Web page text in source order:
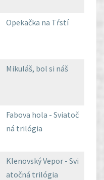
Opekačka na Tŕstí
Mikuláš, bol si náš
Fabova hola - Sviatoč
ná trilógia
Klenovský Vepor - Svi
atočná trilógia